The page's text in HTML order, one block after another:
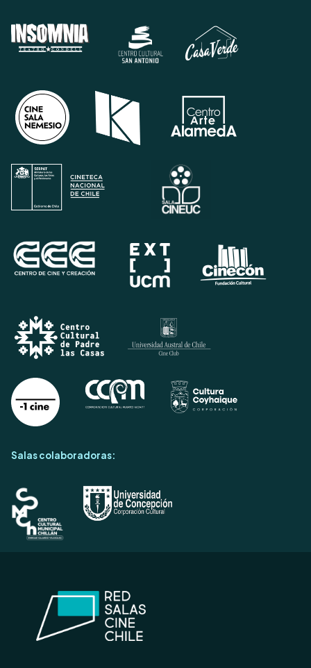
Salas colaboradoras: